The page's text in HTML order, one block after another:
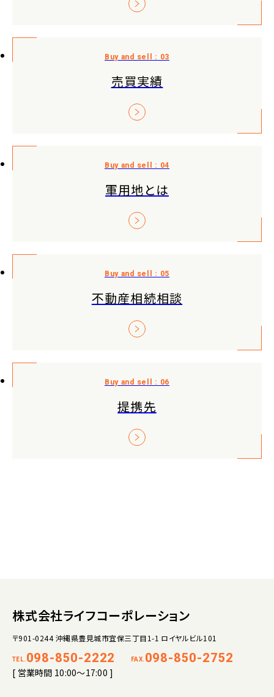
売買実績
軍用地とは
不動産相続相談
提携先
株式会社ライフコーポレーション
〒901-0244 沖縄県豊見城市宜保三丁目1-1 ロイヤルビル101
TEL. 098-850-2222 FAX. 098-850-2752
[ 営業時間 10:00～17:00 ]